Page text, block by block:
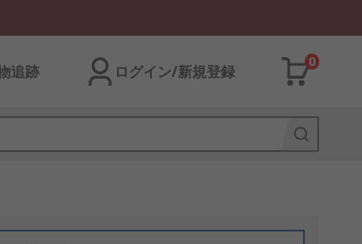
追跡 ログイン/新規登録
0